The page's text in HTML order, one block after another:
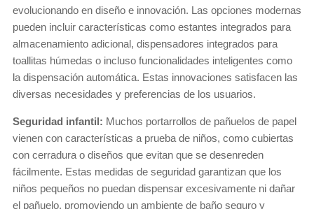
evolucionando en diseño e innovación. Las opciones modernas
pueden incluir características como estantes integrados para
almacenamiento adicional, dispensadores integrados para
toallitas húmedas o incluso funcionalidades inteligentes como
la dispensación automática. Estas innovaciones satisfacen las
diversas necesidades y preferencias de los usuarios.
Seguridad infantil: Muchos portarrollos de pañuelos de papel
vienen con características a prueba de niños, como cubiertas
con cerradura o diseños que evitan que se desenreden
fácilmente. Estas medidas de seguridad garantizan que los
niños pequeños no puedan dispensar excesivamente ni dañar
el pañuelo, promoviendo un ambiente de baño seguro y